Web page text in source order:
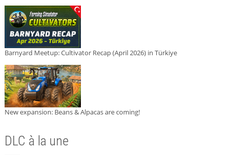
Barnyard Meetup: Cultivator Recap (April 2026) in Türkiye
New expansion: Beans & Alpacas are coming!
DLC à la une